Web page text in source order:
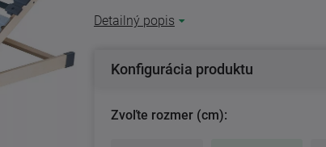
Detailný popis
Konfigurácia produktu
Zvoľte rozmer (cm):